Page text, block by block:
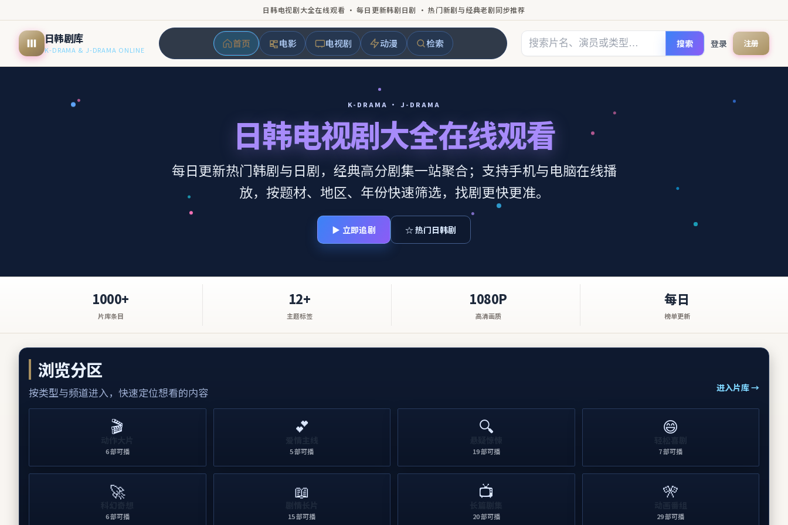
日韩电视剧大全在线观看 · 每日更新韩剧日剧 · 热门新剧与经典老剧同步推荐
日韩剧库
K-DRAMA & J-DRAMA ONLINE
首页 电影 电视剧 动漫 检索 搜索 登录 注册
K-DRAMA · J-DRAMA
日韩电视剧大全在线观看
每日更新热门韩剧与日剧，经典高分剧集一站聚合；支持手机与电脑在线播
放，按题材、地区、年份快速筛选，找剧更快更准。
▶ 立即追剧 ☆ 热门日韩剧
1000+
片库条目
12+
主题标签
1080P
高清画质
每日
榜单更新
浏览分区
按类型与频道进入，快速定位想看的内容 进入片库 →
🎬
6部可播
💕
5部可播
🔍
19部可播
😄
7部可播
🚀
6部可播
📖
15部可播
📺
20部可播
🎌
29部可播